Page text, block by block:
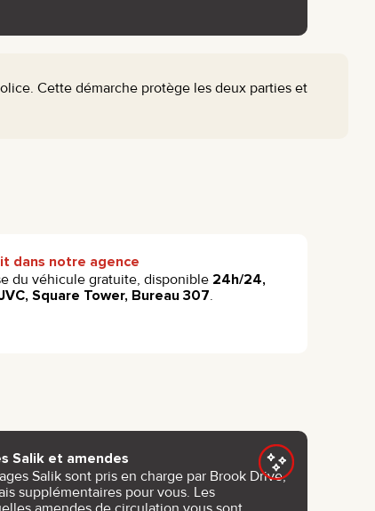
Cette démarche protège les deux parties et
dans notre agence
du véhicule gratuite, disponible 24h/24,
JVC, Square Tower, Bureau 307.
Salik et amendes
Salik sont pris en charge par Brook Drive,
supplémentaires pour vous. Les